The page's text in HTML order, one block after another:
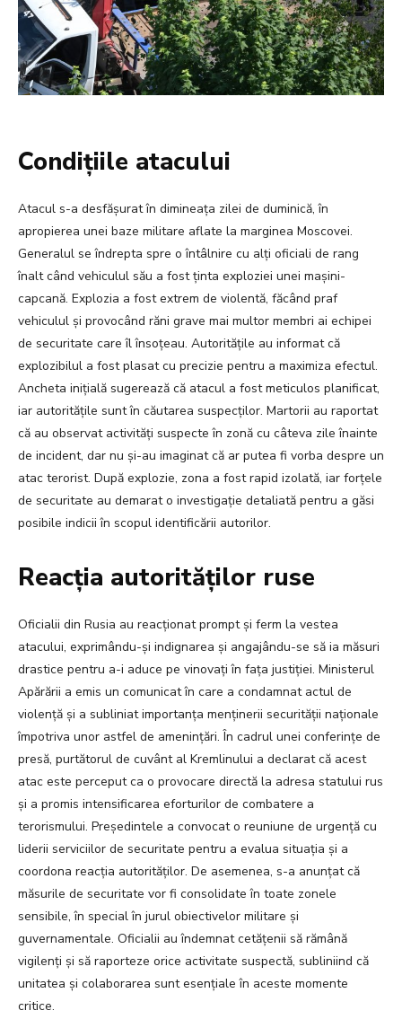
Condițiile atacului
Atacul s-a desfășurat în dimineața zilei de duminică, în
apropierea unei baze militare aflate la marginea Moscovei.
Generalul se îndrepta spre o întâlnire cu alți oficiali de rang
înalt când vehiculul său a fost ținta exploziei unei mașini-
capcană. Explozia a fost extrem de violentă, făcând praf
vehiculul și provocând răni grave mai multor membri ai echipei
de securitate care îl însoțeau. Autoritățile au informat că
explozibilul a fost plasat cu precizie pentru a maximiza efectul.
Ancheta inițială sugerează că atacul a fost meticulos planificat,
iar autoritățile sunt în căutarea suspecților. Martorii au raportat
că au observat activități suspecte în zonă cu câteva zile înainte
de incident, dar nu și-au imaginat că ar putea fi vorba despre un
atac terorist. După explozie, zona a fost rapid izolată, iar forțele
de securitate au demarat o investigație detaliată pentru a găsi
posibile indicii în scopul identificării autorilor.
Reacția autorităților ruse
Oficialii din Rusia au reacționat prompt și ferm la vestea
atacului, exprimându-și indignarea și angajându-se să ia măsuri
drastice pentru a-i aduce pe vinovați în fața justiției. Ministerul
Apărării a emis un comunicat în care a condamnat actul de
violență și a subliniat importanța menținerii securității naționale
împotriva unor astfel de amenințări. În cadrul unei conferințe de
presă, purtătorul de cuvânt al Kremlinului a declarat că acest
atac este perceput ca o provocare directă la adresa statului rus
și a promis intensificarea eforturilor de combatere a
terorismului. Președintele a convocat o reuniune de urgență cu
liderii serviciilor de securitate pentru a evalua situația și a
coordona reacția autorităților. De asemenea, s-a anunțat că
măsurile de securitate vor fi consolidate în toate zonele
sensibile, în special în jurul obiectivelor militare și
guvernamentale. Oficialii au îndemnat cetățenii să rămână
vigilenți și să raporteze orice activitate suspectă, subliniind că
unitatea și colaborarea sunt esențiale în aceste momente
critice.